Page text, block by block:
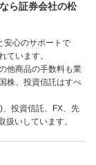
ら証券会社の松
安心のサポートで
ています。
他商品の手数料も業
株、投資信託はすべ
投資信託、FX、先
いしています。